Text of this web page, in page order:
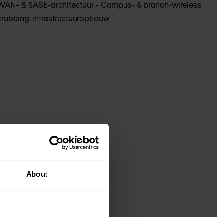
About
& SASE-architectuur - Campus- & branch-wireless
infrastructuuropbouw